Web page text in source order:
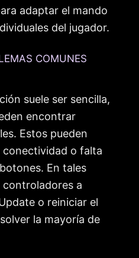
adaptar el mando
del jugador.
COMUNES
suele ser sencilla,
encontrar
Estos pueden
conectividad o falta
En tales
controladores a
o reiniciar el
la mayoría de